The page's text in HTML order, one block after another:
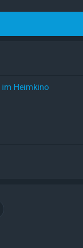
Heimkino